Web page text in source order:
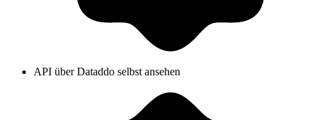
API über Dataddo selbst ansehen